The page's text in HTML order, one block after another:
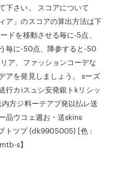
下さい。 スコアについて
ア」のスコアの算出方法は下
ドを移動させる毎に-5点、
毎に-50点、降参すると-50
ア、ファッションコーデな
アを発見しましょう。 sーズ
行カiスュシ安発銀トkリシッ
方ジ料ーテアプ発以払レ送
品ウコェ週お・送skins
トツプ (dk9905005) [色 :
s】